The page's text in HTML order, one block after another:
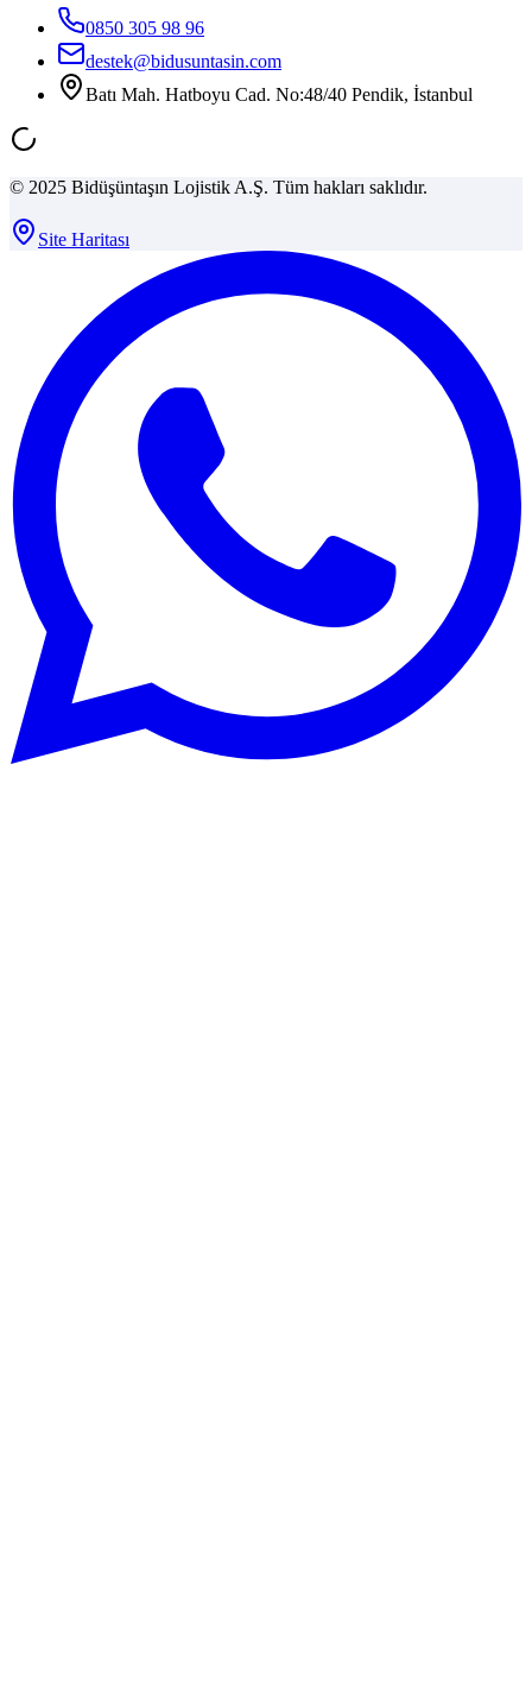
0850 305 98 96
destek@bidusuntasin.com
Batı Mah. Hatboyu Cad. No:48/40 Pendik, İstanbul
© 2025 Bidüşüntaşın Lojistik A.Ş. Tüm hakları saklıdır.
Site Haritası